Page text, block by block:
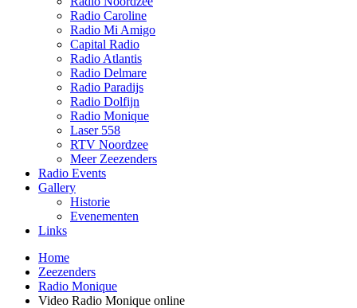
Radio Caroline
Radio Mi Amigo
Capital Radio
Radio Atlantis
Radio Delmare
Radio Paradijs
Radio Dolfijn
Radio Monique
Laser 558
RTV Noordzee
Meer Zeezenders
Radio Events
Gallery
Historie
Evenementen
Links
Home
Zeezenders
Radio Monique
Video Radio Monique online